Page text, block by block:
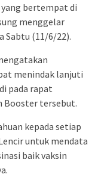
yang bertempat di
menggelar
Sabtu (11/6/22).
menindak lanjuti
pada rapat
Booster tersebut.
kepada setiap
untuk mendata
baik vaksin